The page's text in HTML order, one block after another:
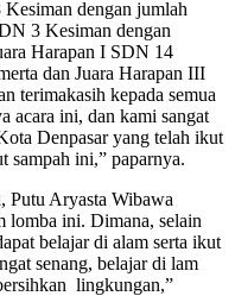
dengan jumlah
3 Kesiman dengan
Harapan I SDN 14
dan Juara Harapan III
terimakasih kepada semua
acara ini, dan kami sangat
Denpasar yang telah ikut
sampah ini,” paparnya.
Putu Aryasta Wibawa
lomba ini. Dimana, selain
belajar di alam serta ikut
senang, belajar di lam
lingkungan,”